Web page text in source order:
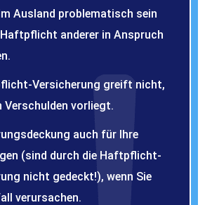
Ausland problematisch sein
Haftpflicht anderer in Anspruch
Versicherung greift nicht,
Verschulden vorliegt.
auch für Ihre
(sind durch die Haftpflicht-
nicht gedeckt!), wenn Sie
verursachen.